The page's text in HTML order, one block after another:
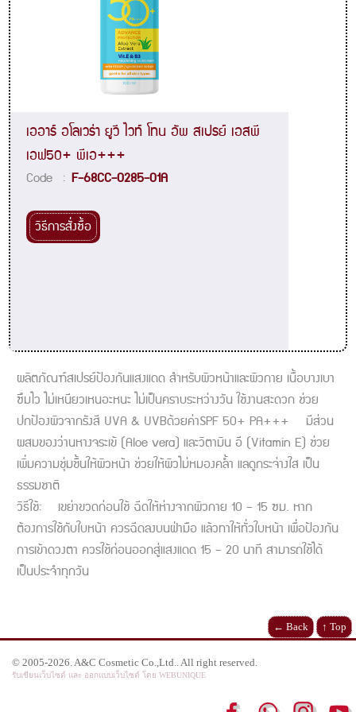
เออาร์ อโลเวร่า ยูวี ไวท์ โทน อัพ สเปรย์ เอสพี
เอฟ50+ พีเอ+++
Code :F-68CC-0285-01A
วิธีการสั่งซื้อ
ผลิตภัณฑ์สเปรย์ป้องกันแสงแดด สำหรับผิวหน้าและผิวกาย เนื้อบางเบา
ซึมไว ไม่เหนียวเหนอะหนะ ไม่เป็นคราบระหว่างวัน ใช้งานสะดวก ช่วย
ปกป้องผิวจากรังสี UVA & UVBด้วยค่าSPF 50+ PA+++ มีส่วน
ผสมของว่านหางจระเข้ (Aloe vera) และวิตามิน อี (Vitamin E) ช่วย
เพิ่มความชุ่มชื้นให้ผิวหน้า ช่วยให้ผิวไม่หมองคล้ำ แลดูกระจ่างใส เป็น
ธรรมชาติ
วิธีใช้: เขย่าขวดก่อนใช้ ฉีดให้ห่างจากผิวกาย 10 – 15 ซม. หาก
ต้องการใช้กับใบหน้า ควรฉีดลงบนฝ่ามือ แล้วทาให้ทั่วใบหน้า เพื่อป้องกัน
การเข้าดวงตา ควรใช้ก่อนออกสู่แสงแดด 15 – 20 นาที สามารถใช้ได้
เป็นประจำทุกวัน
← Back ↑ Top
© 2005-2026. A&C Cosmetic Co.,Ltd.. All right reserved.
รับเขียนเว็บไซต์ และ ออกแบบเว็บไซต์ โดย WEBUNIQUE